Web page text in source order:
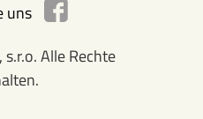
uns
Alle Rechte